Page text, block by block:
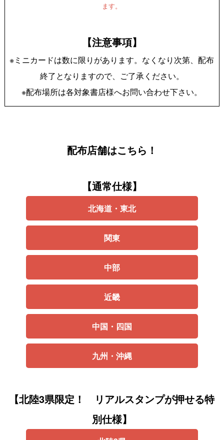
ます。
【注意事項】
※ミニカードは数に限りがあります。なくなり次第、配布
終了となりますので、ご了承ください。
※配布場所は各対象書店様へお問い合わせ下さい。
配布店舗はこちら！
【通常仕様】
北海道・東北
関東
中部
近畿
中国・四国
九州・沖縄
【北陸3県限定！ リアルスタンプが押せる特
別仕様】